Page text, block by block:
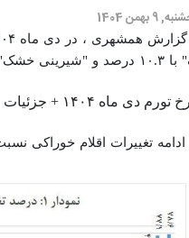
9 بهمن 1404
افزایش قیمت را نسبت به ماه قبل داشته‌اند.
تورم دی ماه ۱۴۰۴ + جزئیات
ادامه تغییرات اقلام خوراکی